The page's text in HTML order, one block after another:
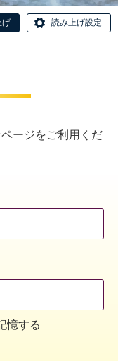
げ 読み上げ設定
ージをご利用くだ
憶する